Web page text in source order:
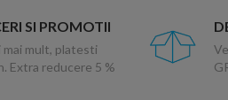
SI PROMOTII
mai mult, platesti
Extra reducere 5 %